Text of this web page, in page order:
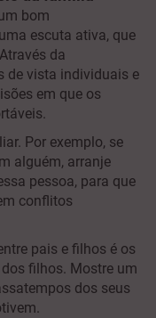
bom
escuta ativa, que
da
de vista individuais e
em que os
Por exemplo, se
alguém, arranje
pessoa, para que
conflitos
pais e filhos é os
filhos. Mostre um
dos seus